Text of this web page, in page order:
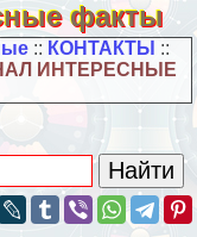
факты
:: КОНТАКТЫ ::
ИНТЕРЕСНЫЕ